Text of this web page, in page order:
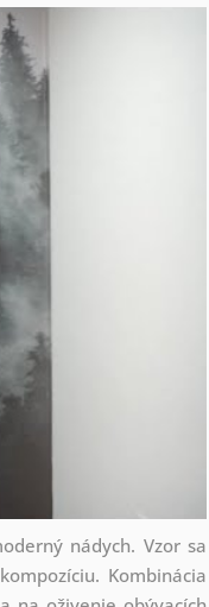
nádych. Vzor sa
Kombinácia